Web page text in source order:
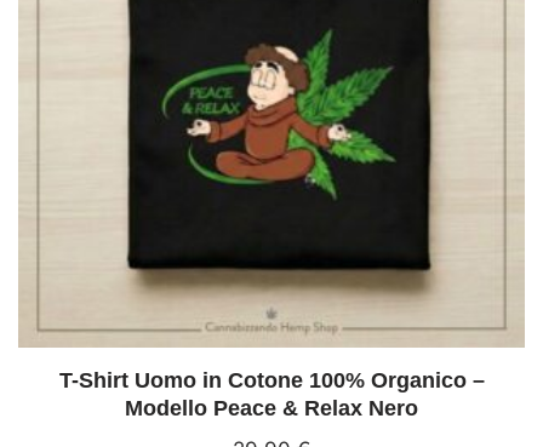
T-Shirt Uomo in Cotone 100% Organico –
Modello Peace & Relax Nero